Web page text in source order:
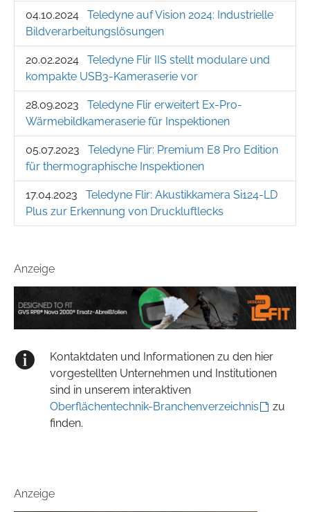
04.10.2024
Teledyne auf Vision 2024: Industrielle
Bildverarbeitungslösungen
20.02.2024
Teledyne Flir IIS stellt modulare und
kompakte USB3-Kameraserie vor
28.09.2023
Teledyne Flir erweitert Ex-Pro-
Wärmebildkameraserie für Inspektionen
05.07.2023
Teledyne Flir: Premium E8 Pro Edition
für thermographische Inspektionen
17.04.2023
Teledyne Flir: Akustikkamera Si124-LD
Plus zur Erkennung von Druckluftlecks
Anzeige
Kontaktdaten und Informationen zu den hier
vorgestellten Unternehmen und Institutionen
sind in unserem interaktiven
Oberflächentechnik-Branchenverzeichnis
zu
finden.
Anzeige